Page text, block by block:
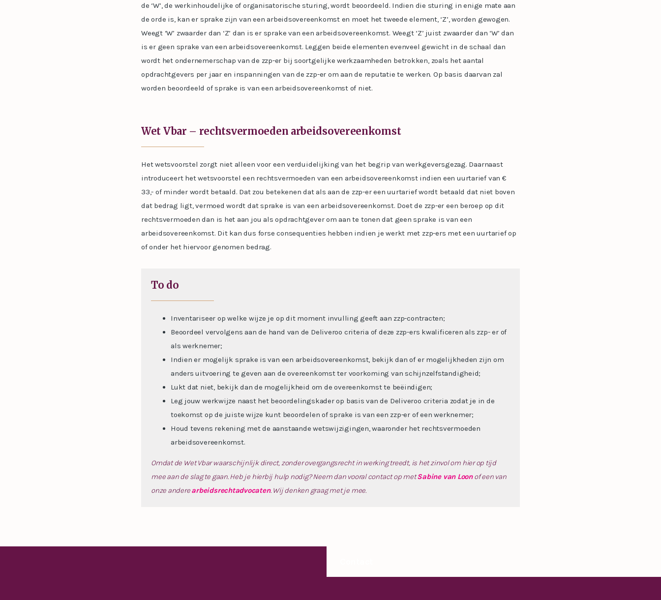
de ‘W’, de werkinhoudelijke of organisatorische sturing, wordt beoordeeld. Indien die sturing in enige mate aan
de orde is, kan er sprake zijn van een arbeidsovereenkomst en moet het tweede element, ‘Z’, worden gewogen.
Weegt ‘W’ zwaarder dan ‘Z’ dan is er sprake van een arbeidsovereenkomst. Weegt ‘Z’ juist zwaarder dan ‘W’ dan
is er geen sprake van een arbeidsovereenkomst. Leggen beide elementen evenveel gewicht in de schaal dan
wordt het ondernemerschap van de zzp-er bij soortgelijke werkzaamheden betrokken, zoals het aantal
opdrachtgevers per jaar en inspanningen van de zzp-er om aan de reputatie te werken. Op basis daarvan zal
worden beoordeeld of sprake is van een arbeidsovereenkomst of niet.
Wet Vbar – rechtsvermoeden arbeidsovereenkomst
Het wetsvoorstel zorgt niet alleen voor een verduidelijking van het begrip van werkgeversgezag. Daarnaast
introduceert het wetsvoorstel een rechtsvermoeden van een arbeidsovereenkomst indien een uurtarief van €
33,- of minder wordt betaald. Dat zou betekenen dat als aan de zzp-er een uurtarief wordt betaald dat niet boven
dat bedrag ligt, vermoed wordt dat sprake is van een arbeidsovereenkomst. Doet de zzp-er een beroep op dit
rechtsvermoeden dan is het aan jou als opdrachtgever om aan te tonen dat geen sprake is van een
arbeidsovereenkomst. Dit kan dus forse consequenties hebben indien je werkt met zzp-ers met een uurtarief op
of onder het hiervoor genomen bedrag.
To do
Inventariseer op welke wijze je op dit moment invulling geeft aan zzp-contracten;
Beoordeel vervolgens aan de hand van de Deliveroo criteria of deze zzp-ers kwalificeren als zzp- er of
als werknemer;
Indien er mogelijk sprake is van een arbeidsovereenkomst, bekijk dan of er mogelijkheden zijn om
anders uitvoering te geven aan de overeenkomst ter voorkoming van schijnzelfstandigheid;
Lukt dat niet, bekijk dan de mogelijkheid om de overeenkomst te beëindigen;
Leg jouw werkwijze naast het beoordelingskader op basis van de Deliveroo criteria zodat je in de
toekomst op de juiste wijze kunt beoordelen of sprake is van een zzp-er of een werknemer;
Houd tevens rekening met de aanstaande wetswijzigingen, waaronder het rechtsvermoeden
arbeidsovereenkomst.
Omdat de Wet Vbar waarschijnlijk direct, zonder overgangsrecht in werking treedt, is het zinvol om hier op tijd
mee aan de slag te gaan. Heb je hierbij hulp nodig? Neem dan vooral contact op metSabine van Loonof een van
onze anderearbeidsrechtadvocaten. Wij denken graag met je mee.